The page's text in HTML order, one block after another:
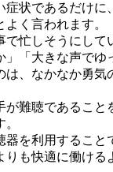
症状であるだけに
く言われます。
で忙しそうにして
」「大きな声でゆ
は、なかなか勇気
が難聴であること
器を利用すること
りも快適に働ける